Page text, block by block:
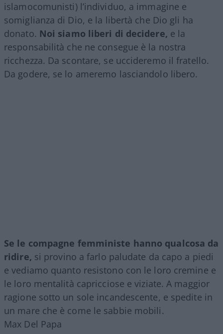
islamocomunisti) l’individuo, a immagine e
somiglianza di Dio, e la libertà che Dio gli ha
donato. Noi siamo liberi di decidere, e la
responsabilità che ne consegue è la nostra
ricchezza. Da scontare, se uccideremo il fratello.
Da godere, se lo ameremo lasciandolo libero.
Se le compagne femministe hanno qualcosa da
ridire, si provino a farlo paludate da capo a piedi
e vediamo quanto resistono con le loro cremine e
le loro mentalità capricciose e viziate. A maggior
ragione sotto un sole incandescente, e spedite in
un mare che è come le sabbie mobili.
Max Del Papa